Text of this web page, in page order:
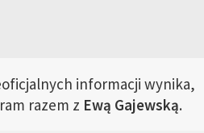
informacji wynika,
razem z Ewą Gajewską.